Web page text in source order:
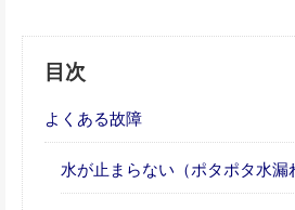
目次
よくある故障
水が止まらない（ポタポタ水漏